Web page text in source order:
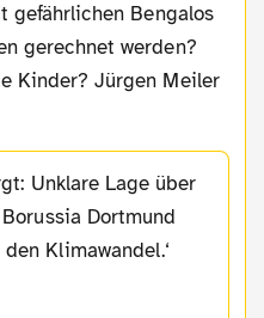
gefährlichen Bengalos
gerechnet werden?
Kinder? Jürgen Meiler
Unklare Lage über
Dortmund
Klimawandel.